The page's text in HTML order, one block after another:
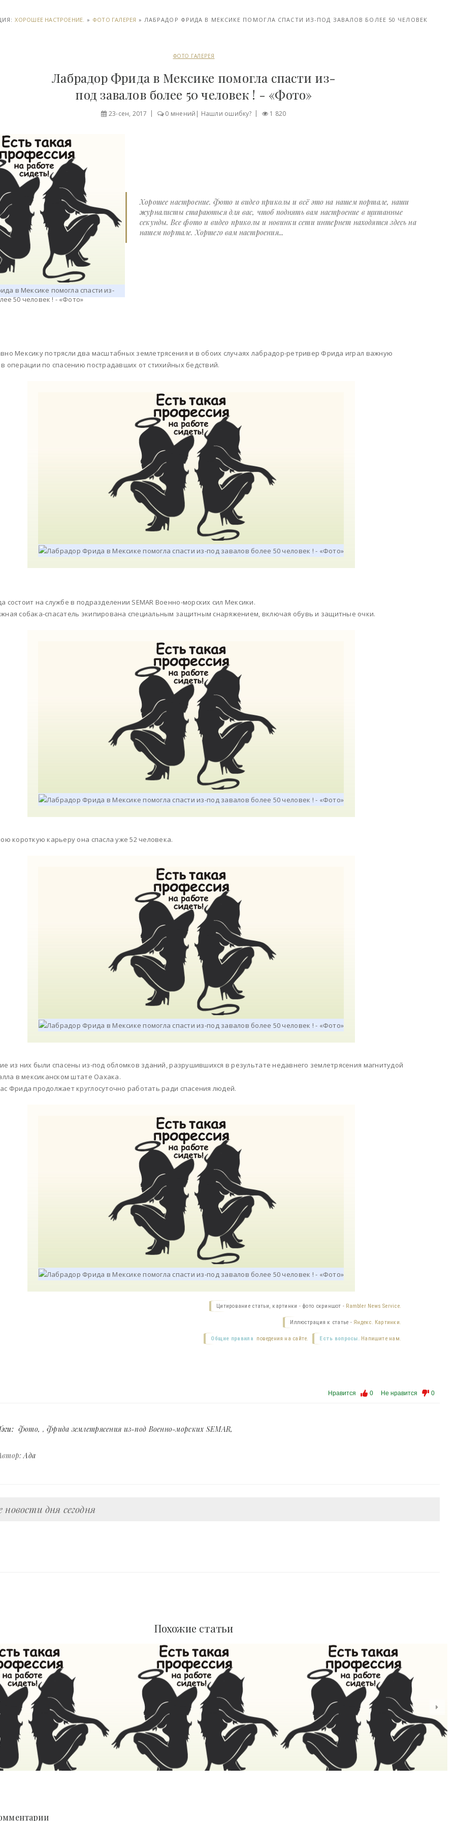
ХОРОШЕЕ НАСТРОЕНИЕ. » ФОТО ГАЛЕРЕЯ » ЛАБРАДОР ФРИДА В МЕКСИКЕ ПОМОГЛА СПАСТИ ИЗ-ПОД ЗАВАЛОВ БОЛЕЕ 50 ЧЕЛОВЕК
ФОТО ГАЛЕРЕЯ
Лабрадор Фрида в Мексике помогла спасти из-
под завалов более 50 человек ! - «Фото»
23-сен, 2017 0 мнений | Нашли ошибку? 1 820
Хорошее настроение. Фото и видео приколы и всё это на нашем портале, наши
журналисты стараються для вас, чтоб поднять вам настроение в щитанные
секунды. Все фото и видео приколы и новинки сети интернет находятся здесь на
нашем портале. Хоршего вам настроения...
Мексику потрясли два масштабных землетрясения и в обоих случаях лабрадор-ретривер Фрида играл важную
в операции по спасению пострадавших от стихийных бедствий.
состоит на службе в подразделении SEMAR Военно-морских сил Мексики.
собака-спасатель экипирована специальным защитным снаряжением, включая обувь и защитные очки.
короткую карьеру она спасла уже 52 человека.
из них были спасены из-под обломков зданий, разрушившихся в результате недавнего землетрясения магнитудой
в мексиканском штате Оахака.
Фрида продолжает круглосуточно работать ради спасения людей.
Цитирование статьи, картинки - фото скриншот - Rambler News Service.
Иллюстрация к статье - Яндекс. Картинки.
Есть вопросы. Напишите нам.
Общие правила поведения на сайте.
Нравится 0 Не нравится 0
Фото , Фрида землетрясения из-под Военно-морских SEMAR
Ада
дня сегодня
Похожие статьи